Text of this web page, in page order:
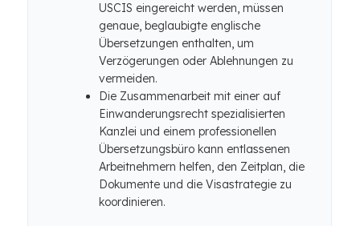
USCIS eingereicht werden, müssen
genaue, beglaubigte englische
Übersetzungen enthalten, um
Verzögerungen oder Ablehnungen zu
vermeiden.
Die Zusammenarbeit mit einer auf
Einwanderungsrecht spezialisierten
Kanzlei und einem professionellen
Übersetzungsbüro kann entlassenen
Arbeitnehmern helfen, den Zeitplan, die
Dokumente und die Visastrategie zu
koordinieren.